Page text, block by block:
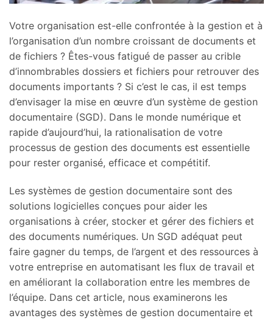
Votre organisation est-elle confrontée à la gestion et à
l’organisation d’un nombre croissant de documents et
de fichiers ? Êtes-vous fatigué de passer au crible
d’innombrables dossiers et fichiers pour retrouver des
documents importants ? Si c’est le cas, il est temps
d’envisager la mise en œuvre d’un système de gestion
documentaire (SGD). Dans le monde numérique et
rapide d’aujourd’hui, la rationalisation de votre
processus de gestion des documents est essentielle
pour rester organisé, efficace et compétitif.
Les systèmes de gestion documentaire sont des
solutions logicielles conçues pour aider les
organisations à créer, stocker et gérer des fichiers et
des documents numériques. Un SGD adéquat peut
faire gagner du temps, de l’argent et des ressources à
votre entreprise en automatisant les flux de travail et
en améliorant la collaboration entre les membres de
l’équipe. Dans cet article, nous examinerons les
avantages des systèmes de gestion documentaire et